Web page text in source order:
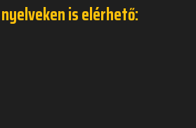
is elérhető: